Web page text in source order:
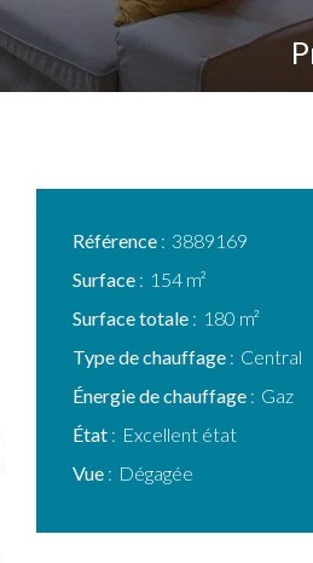
Référence
3889169
Surface
154 m²
Surface totale
180 m²
Type de chauffage
Central
Énergie de chauffage
Gaz
État
Excellent état
Vue
Dégagée